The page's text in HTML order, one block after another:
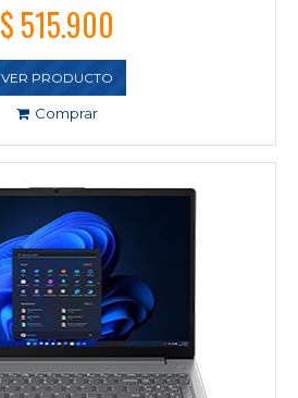
$ 515.900
VER PRODUCTO
Comprar